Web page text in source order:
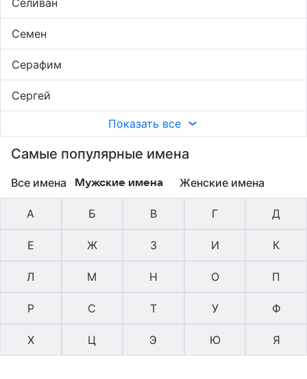
Селиван
Семен
Серафим
Сергей
Показать все
Самые популярные имена
Все имена Мужские имена Женские имена
А Б В Г Д
Е Ж З И К
Л М Н О П
Р С Т У Ф
Х Ц Э Ю Я